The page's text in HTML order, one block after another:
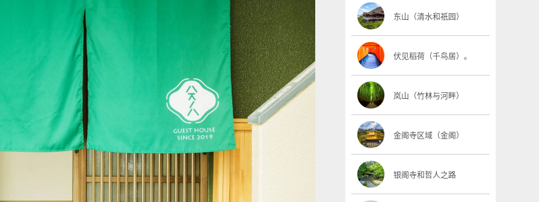
东山（清水和祇园）
伏见稻荷（千鸟居）。
岚山（竹林与河畔）
金阁寺区域（金阁）
银阁寺和哲人之路